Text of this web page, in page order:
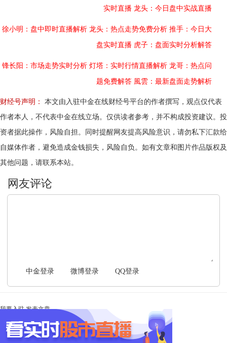
实时直播 龙头：今日盘中实战直播
徐小明：盘中即时直播解析 龙头：热点走势免费分析 推手：今日大
盘实时直播 虎子：盘面实时分析解答
锋长阳：市场走势实时分析 灯塔：实时行情直播解析 龙哥：热点问
题免费解答 風雲：最新盘面走势解析
财经号声明：
本文由入驻中金在线财经号平台的作者撰写，观点仅代表
作者本人，不代表中金在线立场。仅供读者参考，并不构成投资建议。投
资者据此操作，风险自担。同时提醒网友提高风险意识，请勿私下汇款给
自媒体作者，避免造成金钱损失，风险自负。如有文章和图片作品版权及
其他问题，请联系本站。
中金登录 微博登录 QQ登录
我要入驻 发表文章
Ta未开启直播